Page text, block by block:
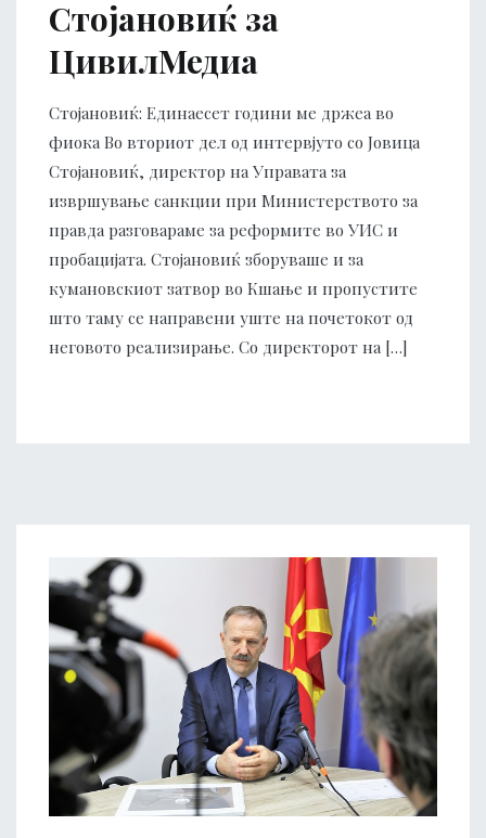
Стојановиќ за
ЦивилМедиа
Стојановиќ: Единаесет години ме држеа во
фиока Во вториот дел од интервјуто со Јовица
Стојановиќ, директор на Управата за
извршување санкции при Министерството за
правда разговараме за реформите во УИС и
пробацијата. Стојановиќ зборуваше и за
кумановскиот затвор во Кшање и пропустите
што таму се направени уште на почетокот од
неговото реализирање. Со директорот на […]